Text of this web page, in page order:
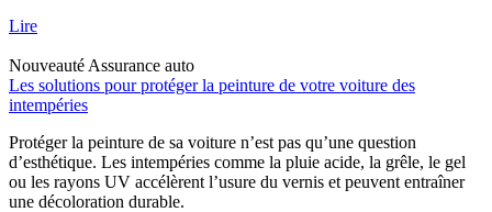
Lire
Nouveauté Assurance auto
Les solutions pour protéger la peinture de votre voiture des
intempéries
Protéger la peinture de sa voiture n’est pas qu’une question
d’esthétique. Les intempéries comme la pluie acide, la grêle, le gel
ou les rayons UV accélèrent l’usure du vernis et peuvent entraîner
une décoloration durable.